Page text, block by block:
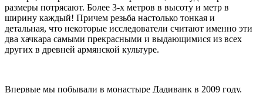
размеры потрясают. Более 3-х метров в высоту и метр в
ширину каждый! Причем резьба настолько тонкая и
детальная, что некоторые исследователи считают именно эти
два хачкара самыми прекрасными и выдающимися из всех
других в древней армянской культуре.
Впервые мы побывали в монастыре Дадиванк в 2009 году.